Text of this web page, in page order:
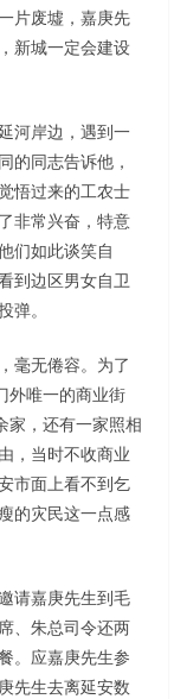
片废墟，嘉庚先
新城一定会建设
河岸边，遇到一
的同志告诉他，
悟过来的工农士
非常兴奋，特意
们如此谈笑自
到边区男女自卫
弹。
毫无倦容。为了
外唯一的商业街
家，还有一家照相
，当时不收商业
市面上看不到乞
的灾民这一点感
请嘉庚先生到毛
、朱总司令还两
。应嘉庚先生参
先生去离延安数